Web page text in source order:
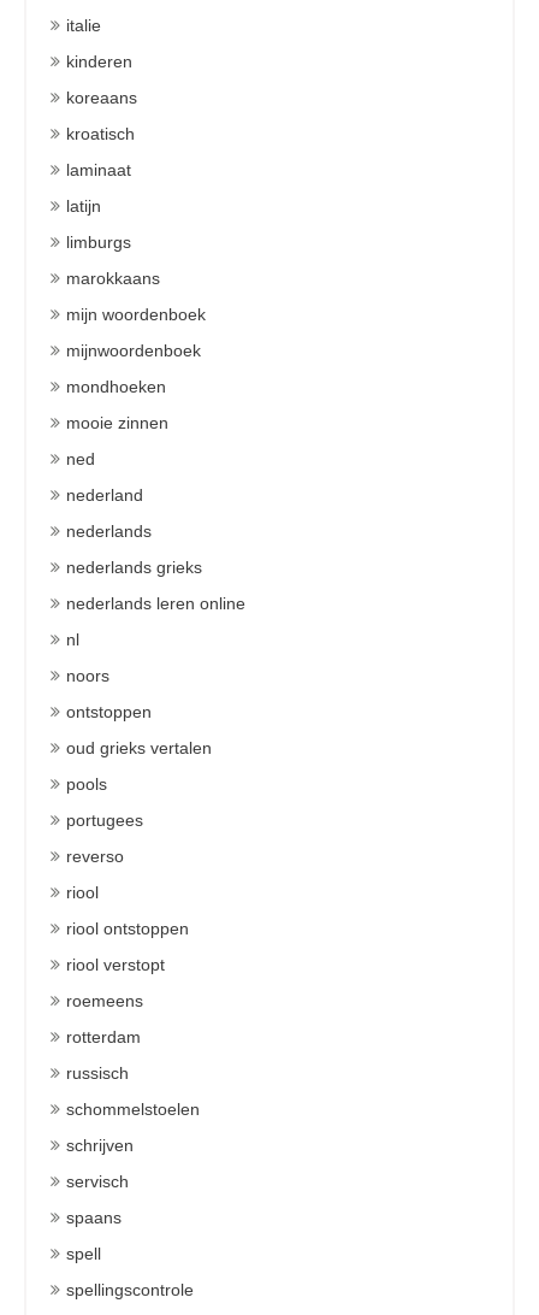
italie
kinderen
koreaans
kroatisch
laminaat
latijn
limburgs
marokkaans
mijn woordenboek
mijnwoordenboek
mondhoeken
mooie zinnen
ned
nederland
nederlands
nederlands grieks
nederlands leren online
nl
noors
ontstoppen
oud grieks vertalen
pools
portugees
reverso
riool
riool ontstoppen
riool verstopt
roemeens
rotterdam
russisch
schommelstoelen
schrijven
servisch
spaans
spell
spellingscontrole